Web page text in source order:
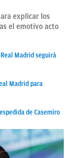
explicar los
el emotivo acto
Madrid seguirá
Madrid para
de Casemiro